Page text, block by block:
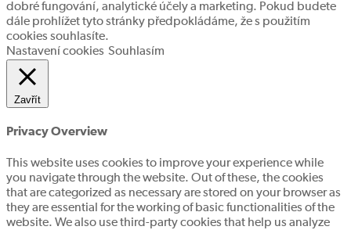
dobré fungování, analytické účely a marketing. Pokud budete
dále prohlížet tyto stránky předpokládáme, že s použitím
cookies souhlasíte.
Nastavení cookies Souhlasím
Zavřít
Privacy Overview
This website uses cookies to improve your experience while
you navigate through the website. Out of these, the cookies
that are categorized as necessary are stored on your browser as
they are essential for the working of basic functionalities of the
website. We also use third-party cookies that help us analyze